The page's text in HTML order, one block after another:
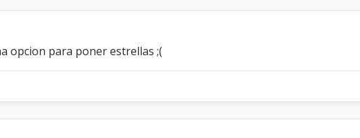
opcion para poner estrellas ;(